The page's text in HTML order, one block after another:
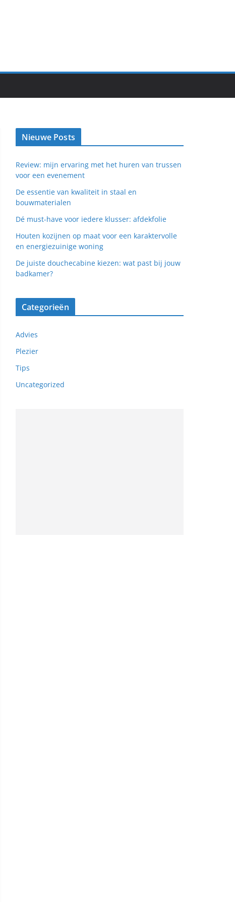
Nieuwe Posts
Review: mijn ervaring met het huren van trussen
voor een evenement
De essentie van kwaliteit in staal en
bouwmaterialen
Dé must-have voor iedere klusser: afdekfolie
Houten kozijnen op maat voor een karaktervolle
en energiezuinige woning
De juiste douchecabine kiezen: wat past bij jouw
badkamer?
Categorieën
Advies
Plezier
Tips
Uncategorized